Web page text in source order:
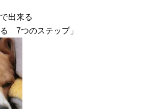
出来る
7つのステップ」